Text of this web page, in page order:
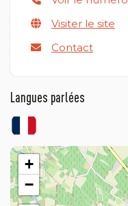
Visiter le site
Contact
Langues parlées
+
−